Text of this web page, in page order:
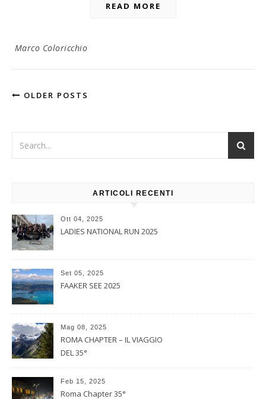
READ MORE
Marco Coloricchio
OLDER POSTS
ARTICOLI RECENTI
Ott 04, 2025
LADIES NATIONAL RUN 2025
Set 05, 2025
FAAKER SEE 2025
Mag 08, 2025
ROMA CHAPTER – IL VIAGGIO
DEL 35°
Feb 15, 2025
Roma Chapter 35°